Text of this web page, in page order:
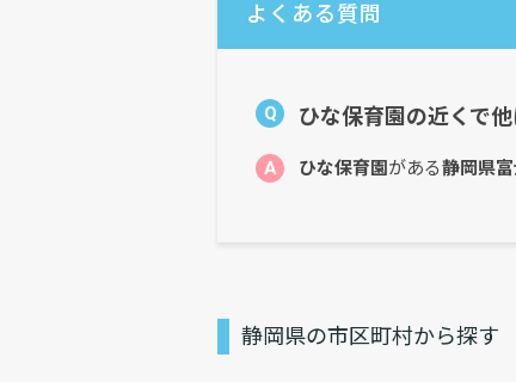
よくある質問
Q ひな保育園の近くで
A ひな保育園 がある静岡県
静岡県の市区町村から探す